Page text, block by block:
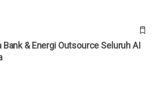
Bank & Energi Outsource Seluruh AI